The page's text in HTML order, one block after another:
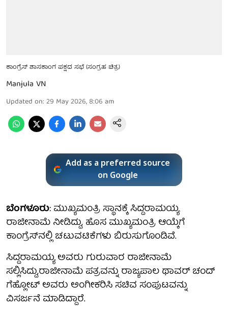
ಕಾಂಗ್ರೆಸ್ ಶಾಸಕಾಂಗ ಪಕ್ಷದ ಸಭೆ (ಸಂಗ್ರಹ ಚಿತ್ರ)
Manjula VN
Updated on: 29 May 2026, 8:06 am
Add as a preferred source
on Google
ಬೆಂಗಳೂರು: ಮುಖ್ಯಮಂತ್ರಿ ಸ್ಥಾನಕ್ಕೆ ಸಿದ್ದರಾಮಯ್ಯ
ರಾಜೀನಾಮೆ ನೀಡಿದ್ದು, ಹೊಸ ಮುಖ್ಯಮಂತ್ರಿ ಆಯ್ಕೆಗೆ
ಕಾಂಗ್ರೆಸ್‌ನಲ್ಲಿ ಚಟುವಟಿಕೆಗಳು ಬಿರುಸುಗೊಂಡಿವೆ.
ಸಿದ್ದರಾಮಯ್ಯ ಅವರು ಗುರುವಾರ ರಾಜೀನಾಮೆ
ಸಲ್ಲಿಸಿದ್ದು,ರಾಜೀನಾಮೆ ಪತ್ರವನ್ನು ರಾಜ್ಯಪಾಲ ಥಾವರ್​ ಚಂದ್
ಗೆಹ್ಲೋಟ್​ ಅವರು ಅಂಗೀಕರಿಸಿ ಸಚಿವ ಸಂಪುಟವನ್ನು
ವಿಸರ್ಜನೆ ಮಾಡಿದ್ದಾರೆ.